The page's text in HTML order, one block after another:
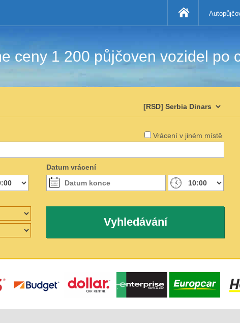
ceny 1 200 půjčoven vozidel po
Vrácení v jiném místě
Datum vrácení
Vyhledávání